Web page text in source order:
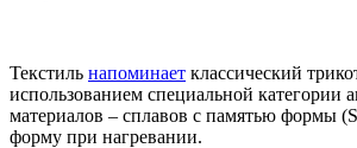
Текстиль напоминает классический
использованием специальной категории
материалов – сплавов с памятью формы
форму при нагревании.